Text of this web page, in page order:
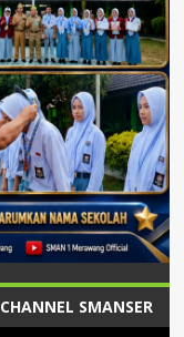
CHANNEL SMANSER